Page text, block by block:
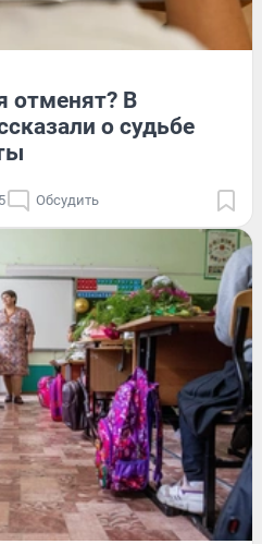
отменят? В
о судьбе
Обсудить